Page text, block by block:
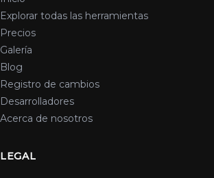
Explorar todas las herramientas
Precios
Galería
Blog
Registro de cambios
Desarrolladores
Acerca de nosotros
LEGAL